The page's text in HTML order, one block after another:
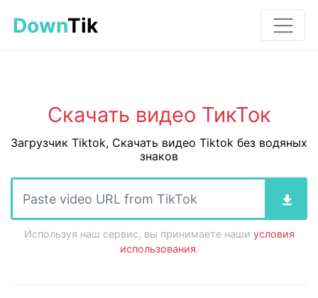
DownTik
Скачать видео ТикТок
Загрузчик Tiktok, Скачать видео Tiktok без водяных
знаков
Используя наш сервис, вы принимаете наши условия
использования.